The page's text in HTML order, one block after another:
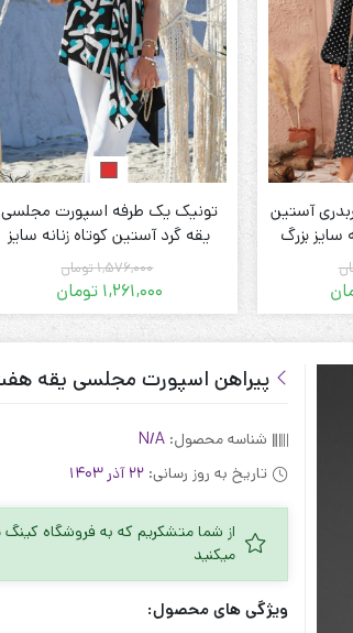
آستین
سایز بزرگ
تونیک یک طرفه اسپورت مجلسی
یقه گرد آستین کوتاه زنانه سایز
بزرگ
1,576,000تومان
قیمت
اصلی:
بود.
1,261,000 تومان
قیمت
فعلی:
پیراهن اسپورت مجلسی یقه
شناسه محصول: N/A
تاریخ به روز رسانی: 22 آذر 1403
از شما متشکریم که به فروشگاه کینگ
میکنید
ویژگی های محصول: